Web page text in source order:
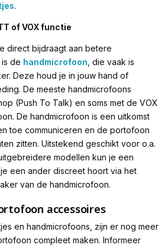
.
of VOX functie
direct bijdraagt aan betere
de handmicrofoon , die vaak is
Deze houd je in jouw hand of
De meeste handmicrofoons
(Push To Talk) en soms met de VOX
De handmicrofoon is een uitkomst
toe communiceren en de portofoon
zitten. Uitstekend geschikt voor o.a.
modellen kun je een
een ander discreet hoort via het
van de handmicrofoon.
accessoires
en handmicrofoons, zijn er nog meer
compleet maken. Informeer